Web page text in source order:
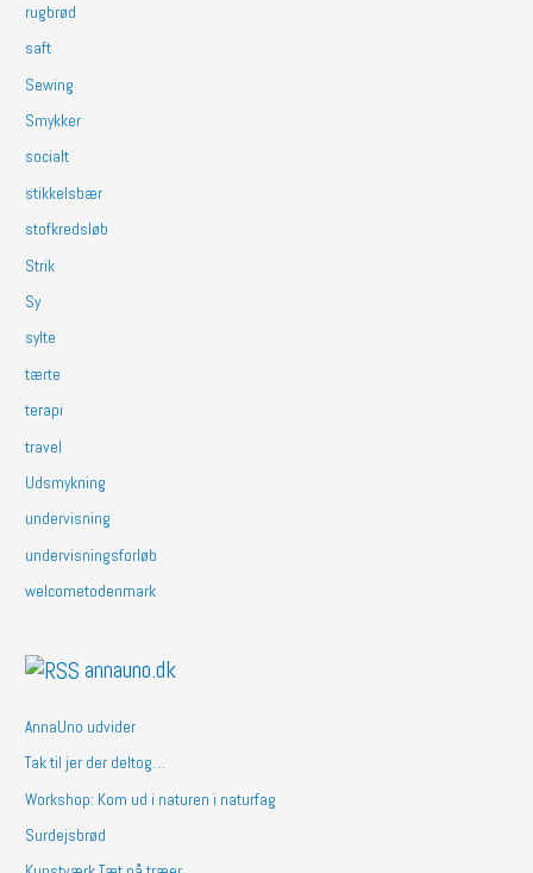
rugbrød
saft
Sewing
Smykker
socialt
stikkelsbær
stofkredsløb
Strik
Sy
sylte
tærte
terapi
travel
Udsmykning
undervisning
undervisningsforløb
welcometodenmark
annauno.dk
AnnaUno udvider
Tak til jer der deltog…
Workshop: Kom ud i naturen i naturfag
Surdejsbrød